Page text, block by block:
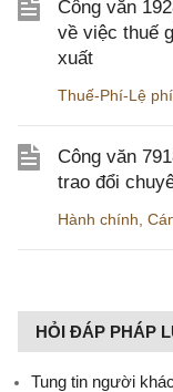
Công văn
về việc thuế
xuất
Thuế-Phí-Lệ phí
Công văn
trao đổi
Hành chính
HỎI ĐÁP PHÁP
Tung tin người